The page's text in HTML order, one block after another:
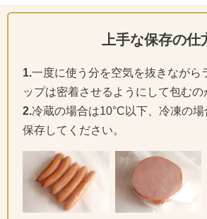
上手な保存の仕
1.一度に使う分を空気を抜きながら
ップは密着させるようにして包むの
2.冷蔵の場合は10°C以下、冷凍の
保存してください。